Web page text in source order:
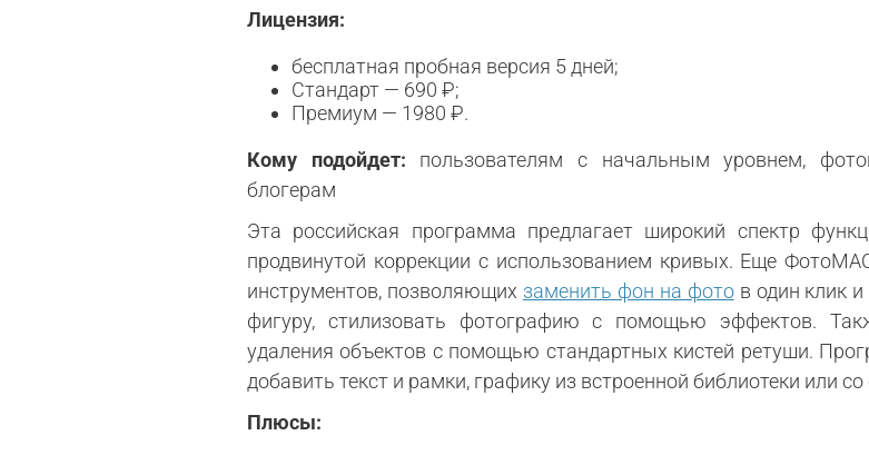
Лицензия:
бесплатная пробная версия 5 дней;
Стандарт — 690 ₽;
Премиум — 1980 ₽.
Кому подойдет: пользователям с начальным уровнем,
блогерам
Эта российская программа предлагает широкий спектр
продвинутой коррекции с использованием кривых. Еще
инструментов, позволяющих заменить фон на фотов один клик и
фигуру, стилизовать фотографию с помощью эффектов.
удаления объектов с помощью стандартных кистей ретуши.
добавить текст и рамки, графику из встроенной библиотеки или
Плюсы: